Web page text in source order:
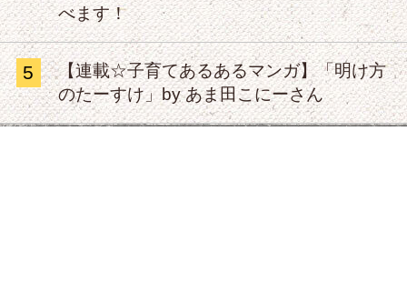
べます！
5
【連載☆子育てあるあるマンガ】「明け方
のたーすけ」by あま田こにーさん